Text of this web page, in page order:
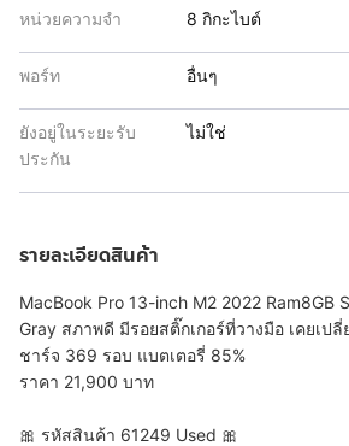
หน่วยความจำ 8 กิกะไบต์
พอร์ท อื่นๆ
ยังอยู่ในระยะรับ
ประกัน
ไม่ใช่
รายละเอียดสินค้า
MacBook Pro 13-inch M2 2022 Ram8GB
Gray สภาพดี มีรอยสติ๊กเกอร์ที่วางมือ เคยเป
ชาร์จ 369 รอบ แบตเตอรี่ 85%
ราคา 21,900 บาท
🎀 รหัสสินค้า 61249 Used 🎀